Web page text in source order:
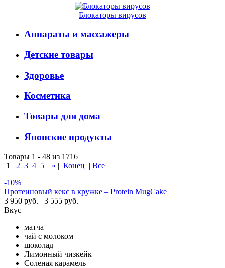
Блокаторы вирусов
Аппараты и массажеры
Детские товары
Здоровье
Косметика
Товары для дома
Японские продукты
Товары 1 - 48 из 1716
1
2 3 4 5 | » | Конец | Все
-10%
Протеиновый кекс в кружке – Protein MugCake
3 950 руб.
3 555 руб.
Вкус
матча
чай с молоком
шоколад
Лимонный чизкейк
Соленая карамель